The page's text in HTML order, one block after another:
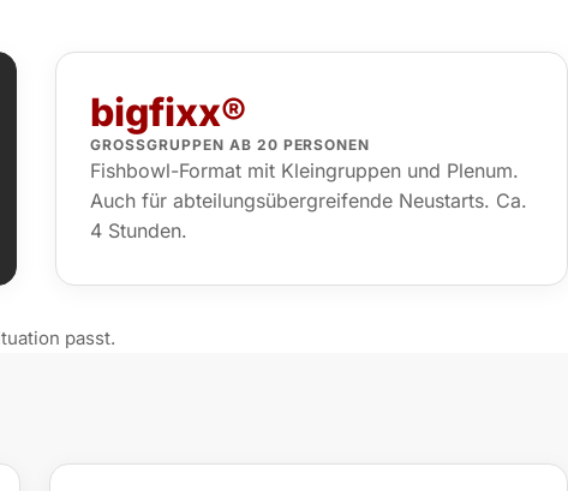
bigfixx®
GROSSGRUPPEN AB 20 PERSONEN
Fishbowl-Format mit Kleingruppen und Plenum.
Auch für abteilungsübergreifende Neustarts. Ca.
4 Stunden.
passt.